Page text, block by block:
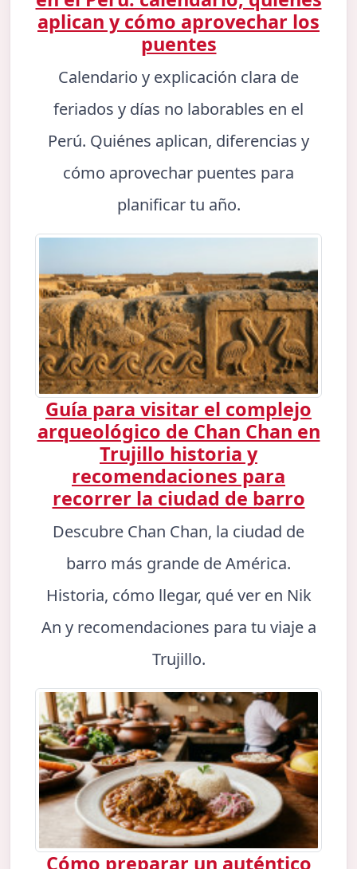
aplican y cómo aprovechar los
puentes
Calendario y explicación clara de
feriados y días no laborables en el
Perú. Quiénes aplican, diferencias y
cómo aprovechar puentes para
planificar tu año.
Guía para visitar el complejo
arqueológico de Chan Chan en
Trujillo historia y
recomendaciones para
recorrer la ciudad de barro
Descubre Chan Chan, la ciudad de
barro más grande de América.
Historia, cómo llegar, qué ver en Nik
An y recomendaciones para tu viaje a
Trujillo.
Cómo preparar un auténtico